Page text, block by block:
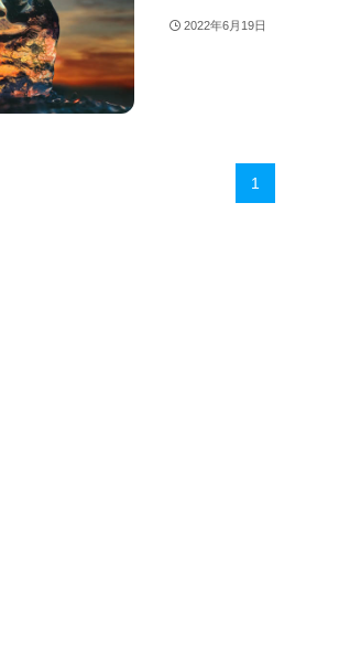
2022年6月19日
1